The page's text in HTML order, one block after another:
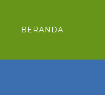
BERANDA